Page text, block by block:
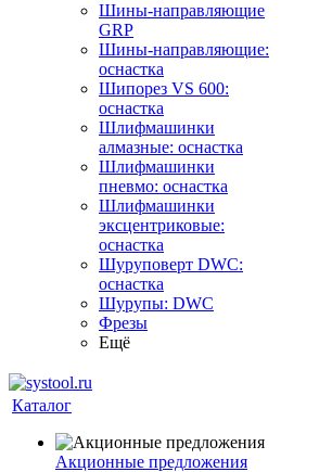
Шины-направляющие
GRP
Шины-направляющие:
оснастка
Шипорез VS 600:
оснастка
Шлифмашинки
алмазные: оснастка
Шлифмашинки
пневмо: оснастка
Шлифмашинки
эксцентриковые:
оснастка
Шуруповерт DWC:
оснастка
Шурупы: DWC
Фрезы
Ещё
Каталог
Акционные предложения